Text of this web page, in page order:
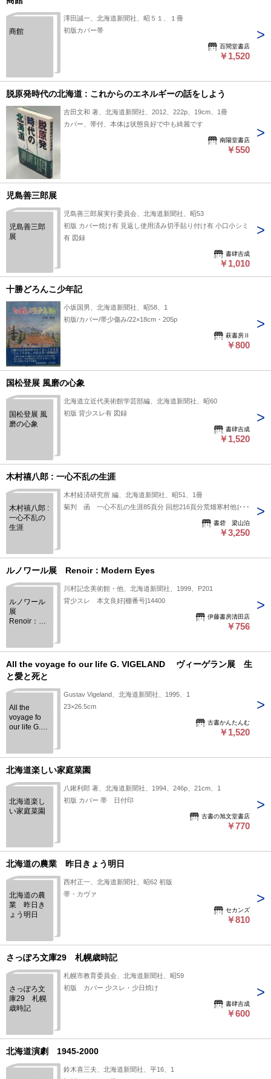
商館
澤田誠一、北海道新聞社、昭５１、１冊
初版カバー帯
百間堂書店
￥1,520
脱原発時代の北海道 : これからのエネルギーの話をしよう
吉田文和 著、北海道新聞社、2012、222p、19cm、1冊
カバー、帯付、本体は状態良好で中も綺麗です
南陽堂書店
￥550
児島善三郎展
児島善三郎
展
児島善三郎展実行委員会、北海道新聞社、昭53
初版 カバー焼け有 見返し使用済み切手貼り付け有 小口小シミ
有 図録
書肆吉成
￥1,010
十勝どろんこ少年記
小坂国男、北海道新聞社、昭58、1
初版/カバー/帯少傷み/22×18cm・205p
萩書房Ⅱ
￥800
国松登展 風磨の心象
国松登展 風
磨の心象
北海道立近代美術館学芸部編、北海道新聞社、昭60
初版 背少スレ有 図録
書肆吉成
￥1,520
木村禧八郎 : 一心不乱の生涯
木村禧八郎 :
一心不乱の
生涯
木村経済研究所 編、北海道新聞社、昭51、1冊
菊判 函 一心不乱の生涯85頁分 回想216頁分荒畑寒村他多数
書砦 梁山泊
￥3,250
ルノワール展 Renoir：Modern Eyes
ルノワール
展
Renoir：
川村記念美術館・他、北海道新聞社、1999、P201
背少スレ 本文良好[棚番号]14400
伊藤書房清田店
￥756
All the voyage fo our life G. VIGELAND ヴィーゲラン展 生
と愛と死と
All the
voyage fo
our life G.
ラン展 生
と愛と死と
Gustav Vigeland、北海道新聞社、1995、1
23×26.5cm
古書かんたんむ
￥1,520
北海道楽しい家庭菜園
北海道楽し
い家庭菜園
八鍬利郎 著、北海道新聞社、1994、246p、21cm、1
初版 カバー 帯 日付印
古書の旭文堂書店
￥770
北海道の農業 昨日きょう明日
北海道の農
業 昨日き
ょう明日
西村正一、北海道新聞社、昭62 初版
帯・カヴァ
セカンズ
￥810
さっぽろ文庫29 札幌歳時記
さっぽろ文
庫29 札幌
歳時記
札幌市教育委員会、北海道新聞社、昭59
初版 カバー 少スレ・少日焼け
書肆吉成
￥600
北海道演劇 1945‐2000
鈴木喜三夫、北海道新聞社、平16、1